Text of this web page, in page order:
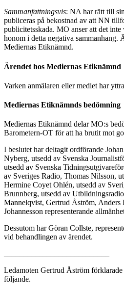
Sammanfattningsvis: NA har rätt till
publiceras på bekostnad av att NN
publicitetsskada. MO anser att det
honom i detta negativa sammanhang.
Mediernas Etiknämnd.
Ärendet hos Mediernas Etiknämnd
Varken anmälaren eller mediet har
Mediernas Etiknämnds bedömning
Mediernas Etiknämnd delar MO:s
Barometern-OT för att ha brutit mot
I beslutet har deltagit ordförande
Nyberg, utsedd av Svenska
utsedd av Svenska
av Sveriges Radio, Thomas Nilsson,
Hermine Coyet Ohlén, utsedd av
Brunnberg, utsedd av
Mannelqvist, Gertrud Åström, Anders
Johannesson representerande
Dessutom har Göran Collste,
vid behandlingen av ärendet.
Ledamoten Gertrud Åström
följande.